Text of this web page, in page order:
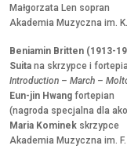
Małgorzata Len sopran
Akademia Muzyczna im.
Beniamin Britten (1913-
Suita na skrzypce i
Introduction – March –
Eun-jin Hwang fortepian
(nagroda specjalna dla
Maria Kominek skrzypce
Akademia Muzyczna im.